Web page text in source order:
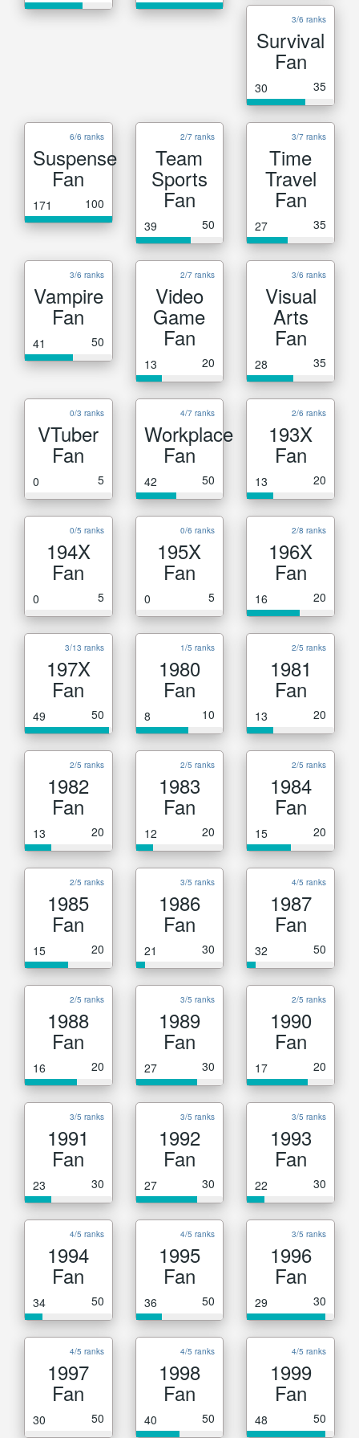
3/6 ranks
Survival
Fan
30 35
6/6 ranks
Suspense
Fan
171 100
2/7 ranks
Team
Sports
Fan
39 50
3/7 ranks
Time
Travel
Fan
27 35
3/6 ranks
Vampire
Fan
41 50
2/7 ranks
Video
Game
Fan
13 20
3/6 ranks
Visual
Arts
Fan
28 35
0/3 ranks
VTuber
Fan
0 5
4/7 ranks
Workplace
Fan
42 50
2/6 ranks
193X
Fan
13 20
0/5 ranks
194X
Fan
0 5
0/6 ranks
195X
Fan
0 5
2/8 ranks
196X
Fan
16 20
3/13 ranks
197X
Fan
49 50
1/5 ranks
1980
Fan
8 10
2/5 ranks
1981
Fan
13 20
2/5 ranks
1982
Fan
13 20
2/5 ranks
1983
Fan
12 20
2/5 ranks
1984
Fan
15 20
2/5 ranks
1985
Fan
15 20
3/5 ranks
1986
Fan
21 30
4/5 ranks
1987
Fan
32 50
2/5 ranks
1988
Fan
16 20
3/5 ranks
1989
Fan
27 30
2/5 ranks
1990
Fan
17 20
3/5 ranks
1991
Fan
23 30
3/5 ranks
1992
Fan
27 30
3/5 ranks
1993
Fan
22 30
4/5 ranks
1994
Fan
34 50
4/5 ranks
1995
Fan
36 50
3/5 ranks
1996
Fan
29 30
4/5 ranks
1997
Fan
30 50
4/5 ranks
1998
Fan
40 50
4/5 ranks
1999
Fan
48 50